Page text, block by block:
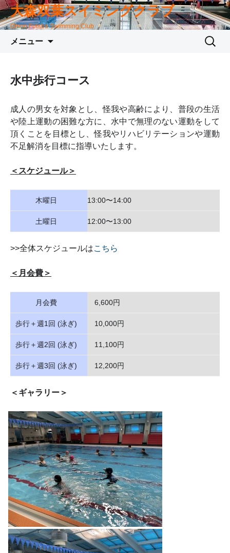
大森双葉スイミングクラブ
Omori Futaba Swimming Club
メニュー
ツ
移
動
検
水中歩行コース
成人の男女を対象とし、怪我や高齢により、普段の生活
や陸上運動の困難な方に、水中で無理のない運動をして
頂くことを目標とし、怪我やリハビリテーションや運動
不足解消を目標に指導いたします。
＜スケジュール＞
木曜日 13:00〜14:00
土曜日 12:00〜13:00
>>全体スケジュールはこちら
＜月会費＞
月会費 6,600円
歩行＋週1回 (泳ぎ) 10,000円
歩行＋週2回 (泳ぎ) 11,100円
歩行＋週3回 (泳ぎ) 12,200円
＜ギャラリー＞